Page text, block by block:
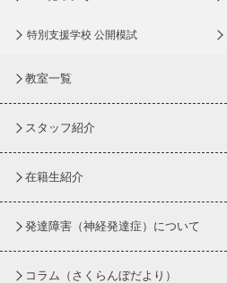
特別支援学校 公開模試
教室一覧
スタッフ紹介
在籍生紹介
発達障害（神経発達症）について
コラム （さくらんぼだより）